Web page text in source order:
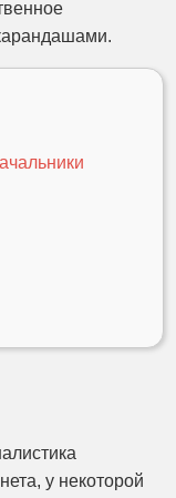
у некоторой